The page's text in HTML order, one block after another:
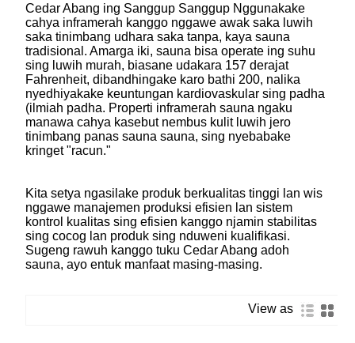
Cedar Abang ing Sanggup Sanggup Nggunakake
cahya inframerah kanggo nggawe awak saka luwih
saka tinimbang udhara saka tanpa, kaya sauna
tradisional. Amarga iki, sauna bisa operate ing suhu
sing luwih murah, biasane udakara 157 derajat
Fahrenheit, dibandhingake karo bathi 200, nalika
nyedhiyakake keuntungan kardiovaskular sing padha
(ilmiah padha. Properti inframerah sauna ngaku
manawa cahya kasebut nembus kulit luwih jero
tinimbang panas sauna sauna, sing nyebabake
kringet "racun."
Kita setya ngasilake produk berkualitas tinggi lan wis
nggawe manajemen produksi efisien lan sistem
kontrol kualitas sing efisien kanggo njamin stabilitas
sing cocog lan produk sing nduweni kualifikasi.
Sugeng rawuh kanggo tuku Cedar Abang adoh
sauna, ayo entuk manfaat masing-masing.
View as